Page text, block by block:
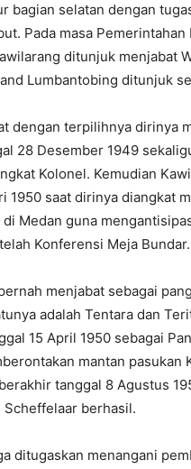
bagian selatan dengan
Pada masa
ditunjuk menjabat
Lumbantobing ditunjuk
dengan terpilihnya dirinya
28 Desember 1949
Kolonel. Kemudian
1950 saat dirinya diangkat
Medan guna
Konferensi Meja Bundar.
menjabat sebagai
adalah Tentara dan
15 April 1950 sebagai
mantan pasukan
tanggal 8 Agustus
Scheffelaar berhasil.
ditugaskan menangani